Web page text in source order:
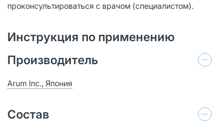
проконсультироваться с врачом (специалистом).
Инструкция по применению
Производитель
Arum Inc., Япония
Состав